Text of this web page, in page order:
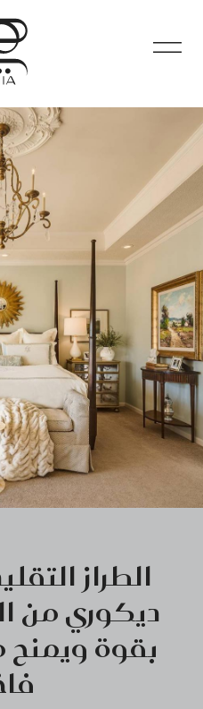
الطراز
ديكوري من
بقوة ويمنح